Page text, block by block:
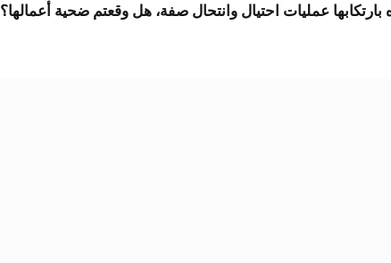
عمليات احتيال وانتحال صفة، هل وقعتم ضحية أعمالها؟